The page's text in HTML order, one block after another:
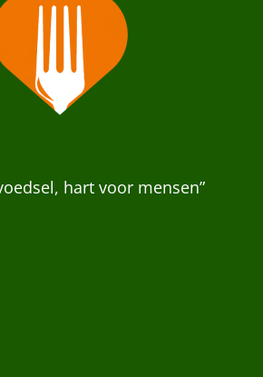
hart voor mensen”